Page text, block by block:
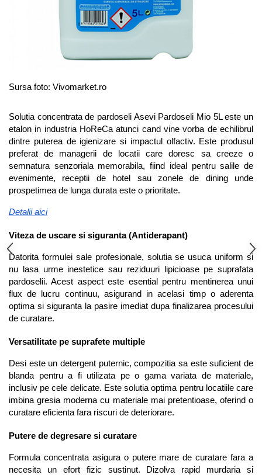
Sursa foto: Vivomarket.ro
Solutia concentrata de pardoseli Asevi Pardoseli Mio 5L este un
etalon in industria HoReCa atunci cand vine vorba de echilibrul
dintre puterea de igienizare si impactul olfactiv. Este produsul
preferat de managerii de locatii care doresc sa creeze o
semnatura senzoriala memorabila, fiind ideal pentru salile de
evenimente, receptii de hotel sau zonele de dining unde
prospetimea de lunga durata este o prioritate.
Detalii aici
Viteza de uscare si siguranta (Antiderapant)
Datorita formulei sale profesionale, solutia se usuca uniform si
nu lasa urme inestetice sau reziduuri lipicioase pe suprafata
pardoselii. Acest aspect este esential pentru mentinerea unui
flux de lucru continuu, asigurand in acelasi timp o aderenta
optima si siguranta la pasire imediat dupa finalizarea procesului
de curatare.
Versatilitate pe suprafete multiple
Desi este un detergent puternic, compozitia sa este suficient de
blanda pentru a fi utilizata pe o gama variata de materiale,
inclusiv pe cele delicate. Este solutia optima pentru locatiile care
imbina gresia moderna cu materiale mai pretentioase, oferind o
curatare eficienta fara riscuri de deteriorare.
Putere de degresare si curatare
Formula concentrata asigura o putere mare de curatare fara a
necesita un efort fizic sustinut. Dizolva rapid murdaria si